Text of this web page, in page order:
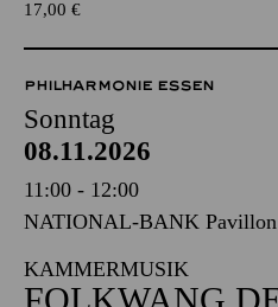
17,00€
PHILHARMONIE ESSEN
Sonntag
08.11.2026
11:00 - 12:00
NATIONAL-BANK Pavillon